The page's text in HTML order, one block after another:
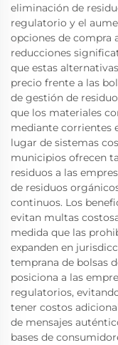
eliminación de
regulatorio y el
opciones de compra
reducciones
que estas
precio frente a las
de gestión de
que los materiales
mediante corrientes
lugar de sistemas
municipios ofrecen
residuos a las
de residuos
continuos. Los
evitan multas
medida que las
expanden en
temprana de bolsas
posiciona a las
regulatorios,
tener costos
de mensajes
bases de